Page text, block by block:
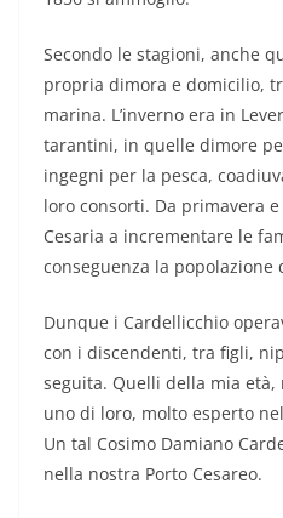
Secondo le stagioni, anche
propria dimora e domicilio,
marina. L’inverno era in
tarantini, in quelle dimore
ingegni per la pesca,
loro consorti. Da primavera
Cesaria a incrementare le
conseguenza la popolazione
Dunque i Cardellicchio
con i discendenti, tra figli,
seguita. Quelli della mia
uno di loro, molto esperto
Un tal Cosimo Damiano
nella nostra Porto Cesareo.